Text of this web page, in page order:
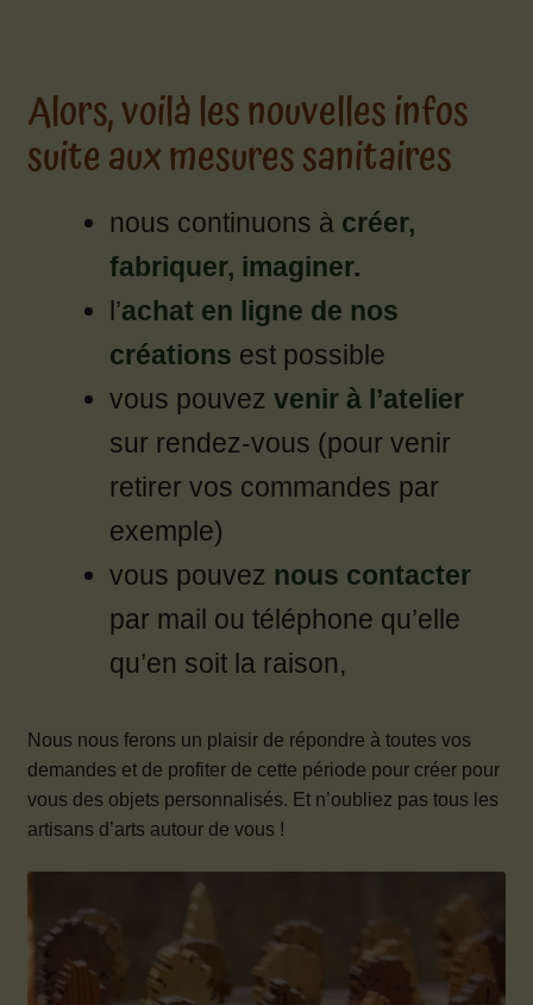
Alors, voilà les nouvelles infos
suite aux mesures sanitaires
nous continuons à créer,
fabriquer, imaginer.
l’achat en ligne de nos
créations est possible
vous pouvez venir à l’atelier
sur rendez-vous (pour venir
retirer vos commandes par
exemple)
vous pouvez nous contacter
par mail ou téléphone qu’elle
qu’en soit la raison,
Nous nous ferons un plaisir de répondre à toutes vos
demandes et de profiter de cette période pour créer pour
vous des objets personnalisés. Et n’oubliez pas tous les
artisans d’arts autour de vous !